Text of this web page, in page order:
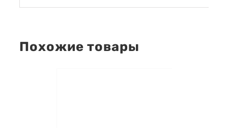
Похожие товары